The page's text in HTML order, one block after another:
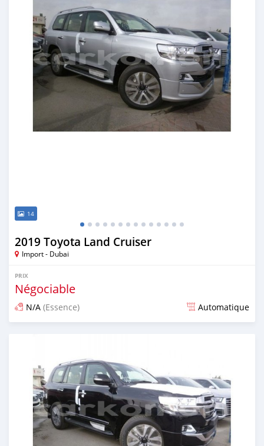
14
2019 Toyota Land Cruiser
Import - Dubai
PRIX
Négociable
N/A (Essence) Automatique